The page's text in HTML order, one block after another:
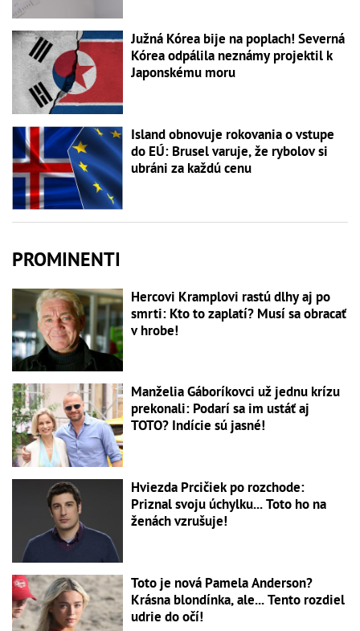
Južná Kórea bije na poplach! Severná
Kórea odpálila neznámy projektil k
Japonskému moru
Island obnovuje rokovania o vstupe
do EÚ: Brusel varuje, že rybolov si
ubráni za každú cenu
PROMINENTI
Hercovi Kramplovi rastú dlhy aj po
smrti: Kto to zaplatí? Musí sa obracať
v hrobe!
Manželia Gáboríkovci už jednu krízu
prekonali: Podarí sa im ustáť aj
TOTO? Indície sú jasné!
Hviezda Prcičiek po rozchode:
Priznal svoju úchylku... Toto ho na
ženách vzrušuje!
Toto je nová Pamela Anderson?
Krásna blondínka, ale... Tento rozdiel
udrie do očí!